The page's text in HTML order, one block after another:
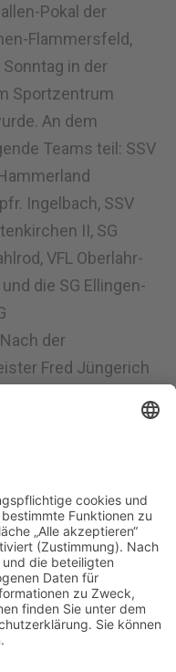
Pokal der
Flammersfeld,
in der
Sportzentrum
An dem
Teams teil: SSV
Ingelbach, SSV
II, SG
VFL Oberlahr-
die SG Ellingen-
der
Fred Jüngerich
und
Rheinland)
sondern auch
Mit von der
Dagmar Hassel
VG-Pott wurde
SG natürlich mit